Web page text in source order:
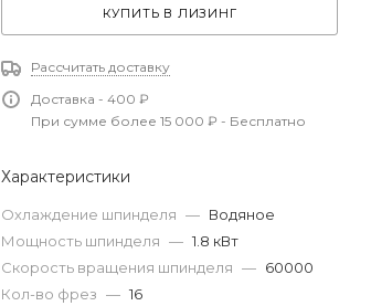
КУПИТЬ В ЛИЗИНГ
Рассчитать доставку
Доставка - 400 ₽
При сумме более 15 000 ₽ - Бесплатно
Характеристики
Охлаждение шпинделя — Водяное
Мощность шпинделя — 1.8 кВт
Скорость вращения шпинделя — 60000
Кол-во фрез — 16